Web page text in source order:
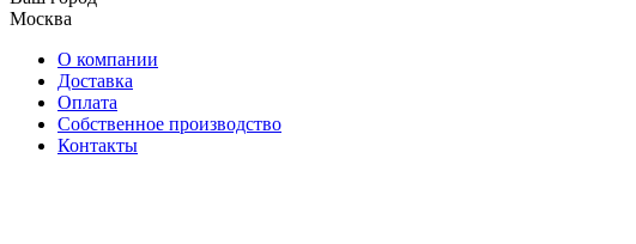
Москва
О компании
Доставка
Оплата
Собственное производство
Контакты